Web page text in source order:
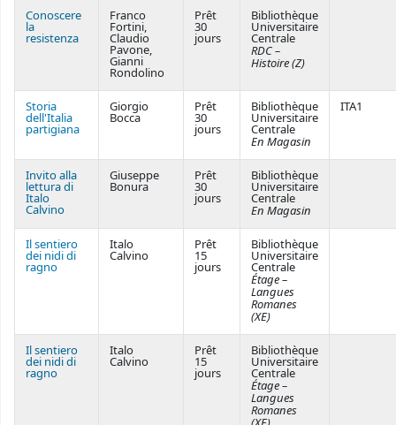
Conoscere
la
resistenza
Franco
Fortini,
Claudio
Pavone,
Gianni
Rondolino
Prêt
30
jours
Bibliothèque
Universitaire
Centrale
RDC –
Histoire (Z)
Storia
dell'Italia
partigiana
Giorgio
Bocca
Prêt
30
jours
Bibliothèque
Universitaire
Centrale
En Magasin
ITA1
Invito alla
lettura di
Italo
Calvino
Giuseppe
Bonura
Prêt
30
jours
Bibliothèque
Universitaire
Centrale
En Magasin
Il sentiero
dei nidi di
ragno
Italo
Calvino
Prêt
15
jours
Bibliothèque
Universitaire
Centrale
Étage –
Langues
Romanes
(XE)
Il sentiero
dei nidi di
ragno
Italo
Calvino
Prêt
15
jours
Bibliothèque
Universitaire
Centrale
Étage –
Langues
Romanes